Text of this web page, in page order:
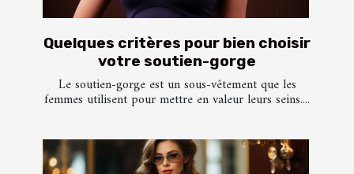
Quelques critères pour bien choisir
votre soutien-gorge
Le soutien-gorge est un sous-vêtement que les
femmes utilisent pour mettre en valeur leurs seins....